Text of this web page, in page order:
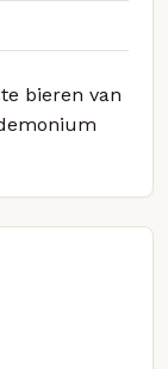
bieren van